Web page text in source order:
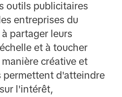
outils publicitaires
entreprises du
partager leurs
et à toucher
manière créative et
permettent d'atteindre
l'intérêt,